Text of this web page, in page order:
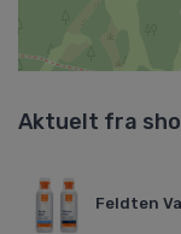
Aktuelt fra
Feldten